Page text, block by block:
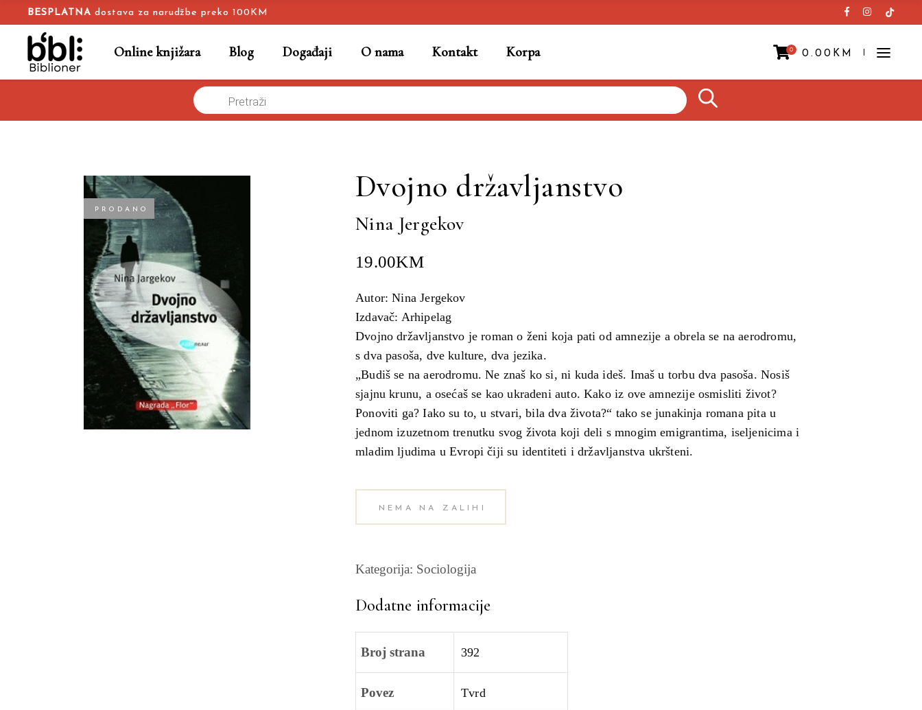
BESPLATNA dostava za narudžbe preko 100KM
Online knjižara Blog Događaji O nama Kontakt Korpa 0 0.00 KM
Prazna korpa.
Sociologija /Dvojno državljanstvo
Products
search
PRODANO
Dvojno državljanstvo
Nina Jergekov
19.00KM
Autor: Nina Jergekov
Izdavač: Arhipelag
Dvojno državljanstvo je roman o ženi koja pati od amnezije a obrela se na aerodromu,
s dva pasoša, dve kulture, dva jezika.
„Budiš se na aerodromu. Ne znaš ko si, ni kuda ideš. Imaš u torbu dva pasoša. Nosiš
sjajnu krunu, a osećaš se kao ukradeni auto. Kako iz ove amnezije osmisliti život?
Ponoviti ga? Iako su to, u stvari, bila dva života?“ tako se junakinja romana pita u
jednom izuzetnom trenutku svog života koji deli s mnogim emigrantima, iseljenicima i
mladim ljudima u Evropi čiji su identiteti i državljanstva ukršteni.
NEMA NA ZALIHI
Kategorija: Sociologija
Dodatne informacije
Broj strana 392
Povez Tvrd